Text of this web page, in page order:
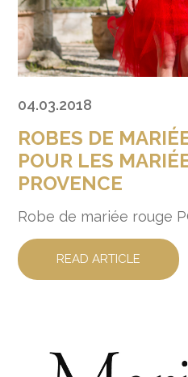
04.03.2018
ROBES DE
POUR LES
PROVENCE
Robe de mariée rouge
READ ARTICLE